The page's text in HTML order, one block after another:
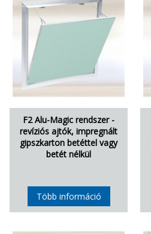
F2 Alu-Magic rendszer -
revíziós ajtók, impregnált
gipszkarton betéttel vagy
betét nélkül
Több információ